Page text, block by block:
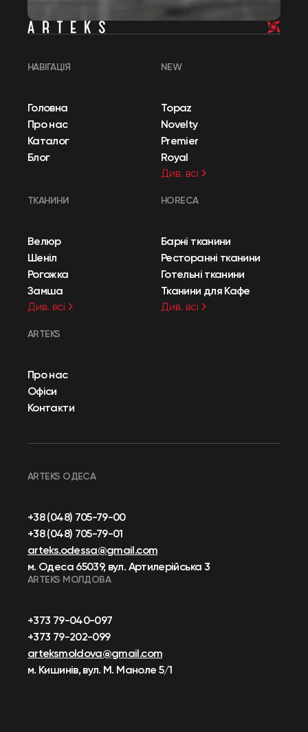
НАВІГАЦІЯ
Головна
Про нас
Каталог
Блог
NEW
Topaz
Novelty
Premier
Royal
Див. всі
ТКАНИНИ
Велюр
Шеніл
Рогожка
Замша
Див. всі
HORECA
Барні тканини
Ресторанні тканини
Готельні тканини
Тканини для Кафе
Див. всі
ARTEKS
Про нас
Офіси
Контакти
ARTEKS ОДЕСА
+38 (048) 705-79-00
+38 (048) 705-79-01
arteks.odessa@gmail.com
м. Одеса 65039, вул. Артилерійська 3
ARTEKS МОЛДОВА
+373 79-040-097
+373 79-202-099
arteksmoldova@gmail.com
м. Кишинів, вул. М. Маноле 5/1